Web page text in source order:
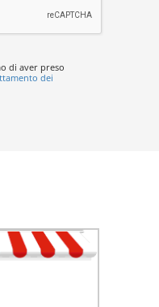
di aver preso
dei